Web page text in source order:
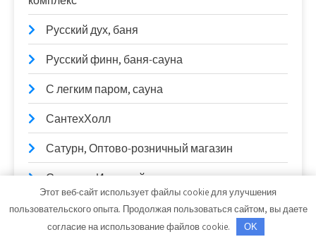
Русский дух, баня
Русский финн, баня-сауна
С легким паром, сауна
СантехХолл
Сатурн, Оптово-розничный магазин
Сауна на Илекской
Сауна, Сауна
Этот веб-сайт использует файлы cookie для улучшения
пользовательского опыта. Продолжая пользоваться сайтом, вы даете
согласие на использование файлов cookie.
OK